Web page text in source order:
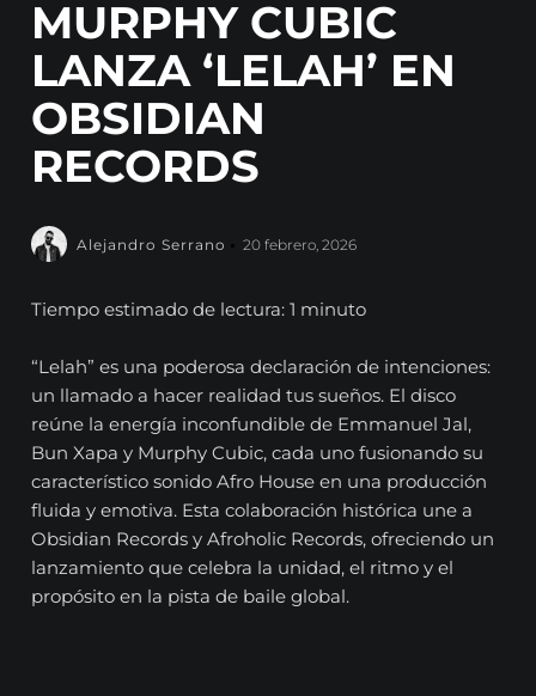
MURPHY CUBIC
LANZA ‘LELAH’ EN
OBSIDIAN
RECORDS
Alejandro Serrano 20 febrero, 2026
Tiempo estimado de lectura: 1 minuto
“Lelah” es una poderosa declaración de intenciones:
un llamado a hacer realidad tus sueños. El disco
reúne la energía inconfundible de Emmanuel Jal,
Bun Xapa y Murphy Cubic, cada uno fusionando su
característico sonido Afro House en una producción
fluida y emotiva. Esta colaboración histórica une a
Obsidian Records y Afroholic Records, ofreciendo un
lanzamiento que celebra la unidad, el ritmo y el
propósito en la pista de baile global.